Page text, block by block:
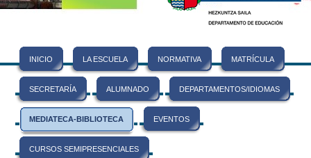
INICIO LA ESCUELA NORMATIVA MATRÍCULA
SECRETARÍA ALUMNADO DEPARTAMENTOS/IDIOMAS
MEDIATECA-BIBLIOTECA EVENTOS
CURSOS SEMIPRESENCIALES